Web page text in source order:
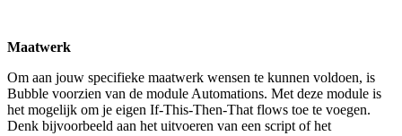
Maatwerk
Om aan jouw specifieke maatwerk wensen te kunnen voldoen, is
Bubble voorzien van de module Automations. Met deze module is
het mogelijk om je eigen If-This-Then-That flows toe te voegen.
Denk bijvoorbeeld aan het uitvoeren van een script of het